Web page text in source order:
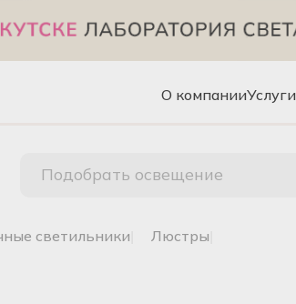
О компанииУслуги
Подобрать освещение
светильники люстры